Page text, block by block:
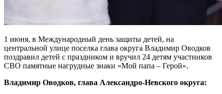
1 июня, в Международный день защиты детей, на
центральной улице поселка глава округа Владимир Оводков
поздравил детей с праздником и вручил 24 детям участников
СВО памятные нагрудные знаки «Мой папа – Герой».
Владимир Оводков, глава Александро-Невского округа: